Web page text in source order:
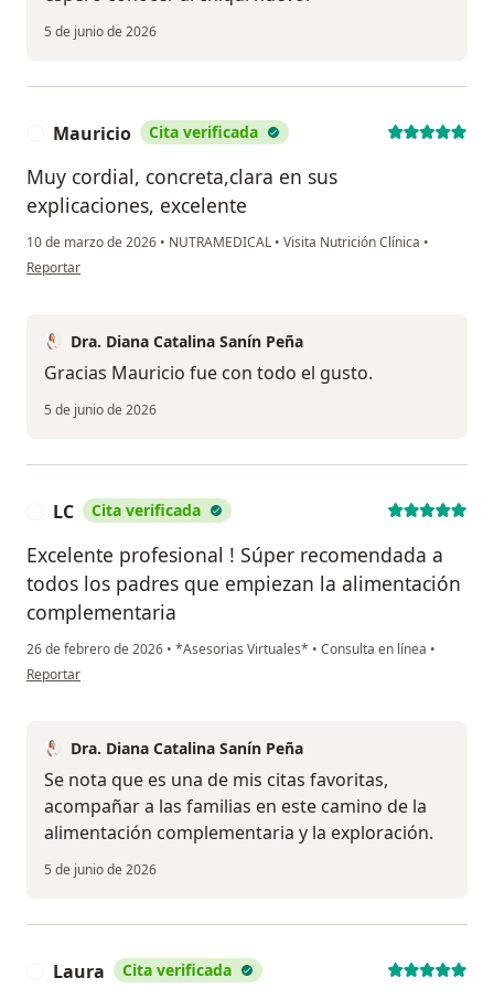
5 de junio de 2026
Mauricio Cita verificada
Muy cordial, concreta,clara en sus
explicaciones, excelente
10 de marzo de 2026 • NUTRAMEDICAL • Visita Nutrición Clínica •
en opinión del usuario Mauricio
Reportar
Dra. Diana Catalina Sanín Peña
Gracias Mauricio fue con todo el gusto.
5 de junio de 2026
LC Cita verificada
Excelente profesional ! Súper recomendada a
todos los padres que empiezan la alimentación
complementaria
26 de febrero de 2026 • *Asesorias Virtuales* • Consulta en línea •
en opinión del usuario LC
Reportar
Dra. Diana Catalina Sanín Peña
Se nota que es una de mis citas favoritas,
acompañar a las familias en este camino de la
alimentación complementaria y la exploración.
5 de junio de 2026
Laura Cita verificada